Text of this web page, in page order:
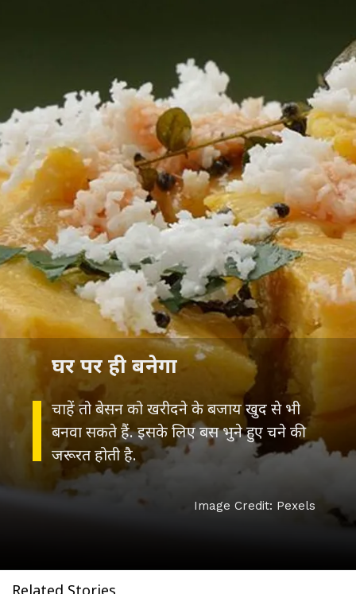
चाहें तो बेसन को खरीदने के बजाय खुद से भी
बनवा सकते हैं. इसके लिए बस भुने हुए चने की
जरूरत होती है.
घर पर ही बनेगा
Image Credit: Pexels
Related Stories